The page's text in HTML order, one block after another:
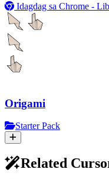
Idagdag sa Chrome -
Origami
Starter Pack
Related